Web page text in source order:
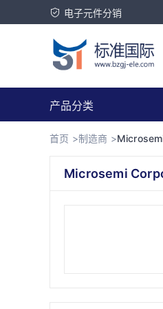
电子元件分销
产品分类
首页 >制造商 >
Microsemi